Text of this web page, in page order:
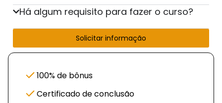
Há algum requisito para fazer o curso?
Solicitar informação
100% de bônus
Certificado de conclusão